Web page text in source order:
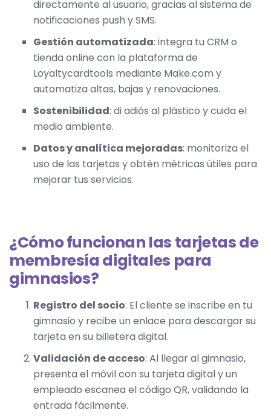
directamente al usuario, gracias al sistema de
notificaciones push y SMS.
Gestión automatizada: integra tu CRM o
tienda online con la plataforma de
Loyaltycardtools mediante Make.com y
automatiza altas, bajas y renovaciones.
Sostenibilidad: di adiós al plástico y cuida el
medio ambiente.
Datos y analítica mejoradas: monitoriza el
uso de las tarjetas y obtén métricas útiles para
mejorar tus servicios.
¿Cómo funcionan las tarjetas de
membresía digitales para
gimnasios?
Registro del socio: El cliente se inscribe en tu
gimnasio y recibe un enlace para descargar su
tarjeta en su billetera digital.
Validación de acceso: Al llegar al gimnasio,
presenta el móvil con su tarjeta digital y un
empleado escanea el código QR, validando la
entrada fácilmente.